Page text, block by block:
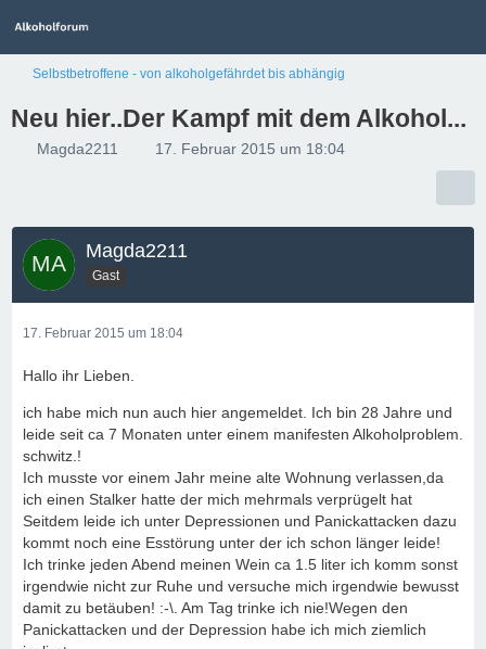
Selbstbetroffene - von alkoholgefährdet bis abhängig
Neu hier..Der Kampf mit dem Alkohol...
Magda2211 17. Februar 2015 um 18:04
Magda2211
Gast
17. Februar 2015 um 18:04
Hallo ihr Lieben.
ich habe mich nun auch hier angemeldet. Ich bin 28 Jahre und
leide seit ca 7 Monaten unter einem manifesten Alkoholproblem.
schwitz.!
Ich musste vor einem Jahr meine alte Wohnung verlassen,da
ich einen Stalker hatte der mich mehrmals verprügelt hat
Seitdem leide ich unter Depressionen und Panickattacken dazu
kommt noch eine Esstörung unter der ich schon länger leide!
Ich trinke jeden Abend meinen Wein ca 1.5 liter ich komm sonst
irgendwie nicht zur Ruhe und versuche mich irgendwie bewusst
damit zu betäuben! :-\. Am Tag trinke ich nie!Wegen den
Panickattacken und der Depression habe ich mich ziemlich